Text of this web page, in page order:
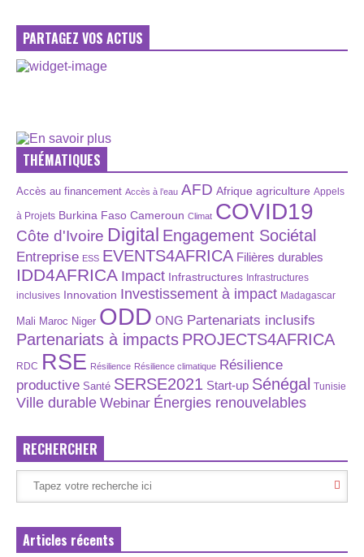
PARTAGEZ VOS ACTUS
THÉMATIQUES
Accès au financement Accès à l’eau AFD Afrique agriculture Appels
à Projets Burkina Faso Cameroun Climat COVID19
Côte d'Ivoire Digital Engagement Sociétal
Entreprise ESS EVENTS4AFRICA Filières durables
IDD4AFRICA Impact Infrastructures Infrastructures
inclusives Innovation Investissement à impact Madagascar
Mali Maroc Niger ODD ONG Partenariats inclusifs
Partenariats à impacts PROJECTS4AFRICA
RDC RSE Résilience Résilience climatique Résilience
productive Santé SERSE2021 Start-up Sénégal Tunisie
Ville durable Webinar Énergies renouvelables
RECHERCHER
Articles récents